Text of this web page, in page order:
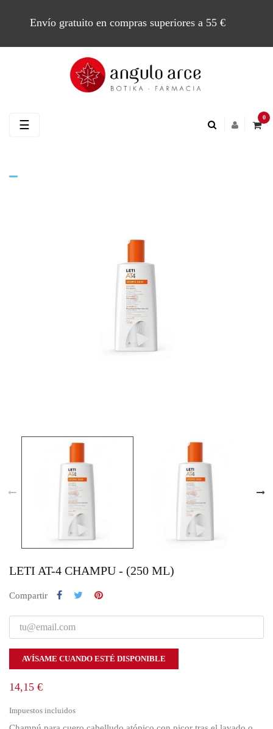
Envío gratuito en compras superiores a 55 €
0
Navegación
☰
LETI AT-4 CHAMPU - (250 ML)
Compartir
AVÍSAME CUANDO ESTÉ DISPONIBLE
14,15 €
Impuestos incluidos